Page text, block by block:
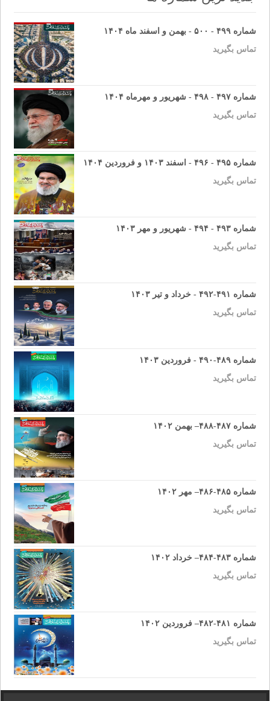
شماره ۴۹۹ - ۵۰۰ - بهمن و اسفند ماه ۱۴۰۴
تماس بگیرید
شماره ۴۹۷ - ۴۹۸ - شهریور و مهرماه ۱۴۰۴
تماس بگیرید
شماره ۴۹۵ - ۴۹۶ - اسفند ۱۴۰۳ و فروردین ۱۴۰۴
تماس بگیرید
شماره ۴۹۳ - ۴۹۴ - شهریور و مهر ۱۴۰۳
تماس بگیرید
شماره ۴۹۱-۴۹۲ - خرداد و تیر ۱۴۰۳
تماس بگیرید
شماره ۴۸۹-۴۹۰ - فروردین ۱۴۰۳
تماس بگیرید
شماره ۴۸۷-۴۸۸– بهمن ۱۴۰۲
تماس بگیرید
شماره ۴۸۵-۴۸۶– مهر ۱۴۰۲
تماس بگیرید
شماره ۴۸۳-۴۸۴– خرداد ۱۴۰۲
تماس بگیرید
شماره ۴۸۱-۴۸۲– فروردین ۱۴۰۲
تماس بگیرید